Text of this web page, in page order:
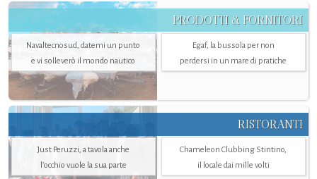
PRODOTTI & FORNITORI
Navaltecnosud, datemi un punto
e vi solleverò il mondo nautico
Egaf, la bussola per non
perdersi in un mare di pratiche
RISTORANTI
Just Peruzzi, a tavola anche
l’occhio vuole la sua parte
Chameleon Clubbing Stintino,
il locale dai mille volti